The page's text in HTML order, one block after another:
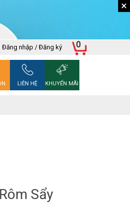
×
Đăng nhập / Đăng ký
LIÊN HỆ KHUYẾN MÃI
0
Sẩy